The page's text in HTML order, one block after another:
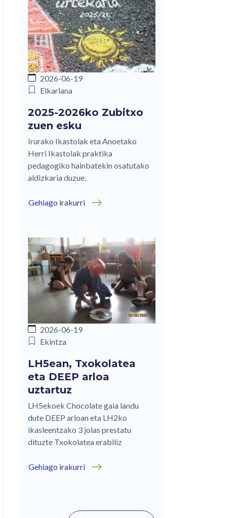
2026-06-19
Elkarlana
2025-2026ko Zubitxo
zuen esku
Irurako Ikastolak eta Anoetako
Herri Ikastolak praktika
pedagogiko hainbatekin osatutako
aldizkaria duzue.
Gehiago irakurri
2026-06-19
Ekintza
LH5ean, Txokolatea
eta DEEP arloa
uztartuz
LH5ekoek Chocolate gaia landu
dute DEEP arloan eta LH2ko
ikasleentzako 3 jolas prestatu
dituzte Txokolatea erabiliz
Gehiago irakurri